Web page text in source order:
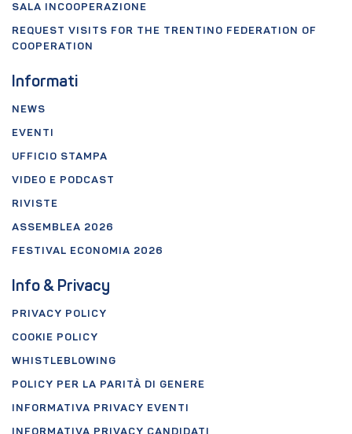
SALA INCOOPERAZIONE
REQUEST VISITS FOR THE TRENTINO FEDERATION OF
COOPERATION
Informati
NEWS
EVENTI
UFFICIO STAMPA
VIDEO E PODCAST
RIVISTE
ASSEMBLEA 2026
FESTIVAL ECONOMIA 2026
Info & Privacy
PRIVACY POLICY
COOKIE POLICY
WHISTLEBLOWING
POLICY PER LA PARITÀ DI GENERE
INFORMATIVA PRIVACY EVENTI